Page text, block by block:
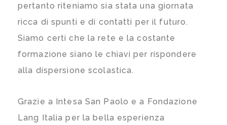
pertanto riteniamo sia stata una giornata
ricca di spunti e di contatti per il futuro.
Siamo certi che la rete e la costante
formazione siano le chiavi per rispondere
alla dispersione scolastica.
Grazie a Intesa San Paolo e a Fondazione
Lang Italia per la bella esperienza